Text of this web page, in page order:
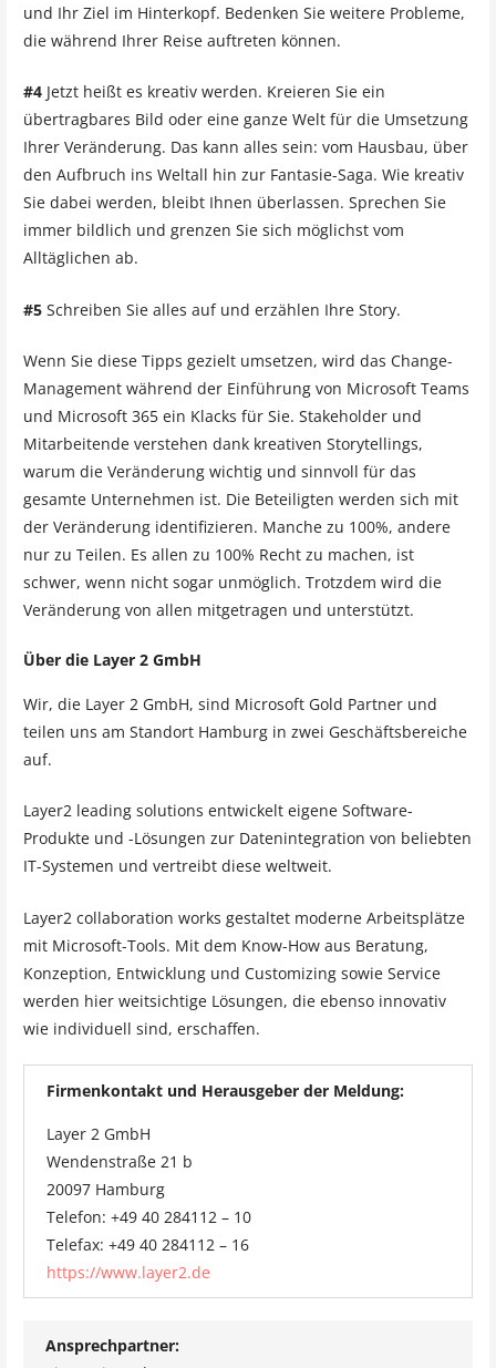
und Ihr Ziel im Hinterkopf. Bedenken Sie weitere Probleme,
die während Ihrer Reise auftreten können.
#4 Jetzt heißt es kreativ werden. Kreieren Sie ein
übertragbares Bild oder eine ganze Welt für die Umsetzung
Ihrer Veränderung. Das kann alles sein: vom Hausbau, über
den Aufbruch ins Weltall hin zur Fantasie-Saga. Wie kreativ
Sie dabei werden, bleibt Ihnen überlassen. Sprechen Sie
immer bildlich und grenzen Sie sich möglichst vom
Alltäglichen ab.
#5 Schreiben Sie alles auf und erzählen Ihre Story.
Wenn Sie diese Tipps gezielt umsetzen, wird das Change-
Management während der Einführung von Microsoft Teams
und Microsoft 365 ein Klacks für Sie. Stakeholder und
Mitarbeitende verstehen dank kreativen Storytellings,
warum die Veränderung wichtig und sinnvoll für das
gesamte Unternehmen ist. Die Beteiligten werden sich mit
der Veränderung identifizieren. Manche zu 100%, andere
nur zu Teilen. Es allen zu 100% Recht zu machen, ist
schwer, wenn nicht sogar unmöglich. Trotzdem wird die
Veränderung von allen mitgetragen und unterstützt.
Über die Layer 2 GmbH
Wir, die Layer 2 GmbH, sind Microsoft Gold Partner und
teilen uns am Standort Hamburg in zwei Geschäftsbereiche
auf.
Layer2 leading solutions entwickelt eigene Software-
Produkte und -Lösungen zur Datenintegration von beliebten
IT-Systemen und vertreibt diese weltweit.
Layer2 collaboration works gestaltet moderne Arbeitsplätze
mit Microsoft-Tools. Mit dem Know-How aus Beratung,
Konzeption, Entwicklung und Customizing sowie Service
werden hier weitsichtige Lösungen, die ebenso innovativ
wie individuell sind, erschaffen.
Firmenkontakt und Herausgeber der Meldung:
Layer 2 GmbH
Wendenstraße 21 b
20097 Hamburg
Telefon: +49 40 284112 – 10
Telefax: +49 40 284112 – 16
https://www.layer2.de
Ansprechpartner: